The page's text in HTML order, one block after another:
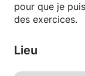
pour que je
des exercices.
Lieu